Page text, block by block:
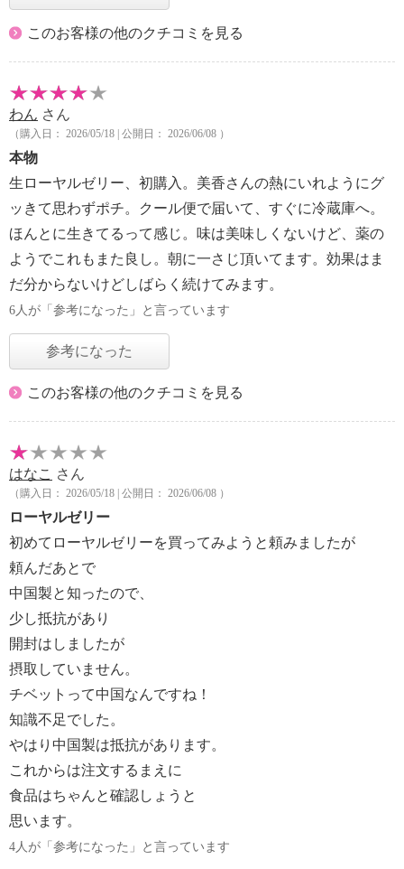
このお客様の他のクチコミを見る
わん さん
（購入日： 2026/05/18 | 公開日： 2026/06/08 ）
本物
生ローヤルゼリー、初購入。美香さんの熱にいれようにグ
ッきて思わずポチ。クール便で届いて、すぐに冷蔵庫へ。
ほんとに生きてるって感じ。味は美味しくないけど、薬の
ようでこれもまた良し。朝に一さじ頂いてます。効果はま
だ分からないけどしばらく続けてみます。
6人が「参考になった」と言っています
参考になった
このお客様の他のクチコミを見る
はなこ さん
（購入日： 2026/05/18 | 公開日： 2026/06/08 ）
ローヤルゼリー
初めてローヤルゼリーを買ってみようと頼みましたが
頼んだあとで
中国製と知ったので、
少し抵抗があり
開封はしましたが
摂取していません。
チベットって中国なんですね！
知識不足でした。
やはり中国製は抵抗があります。
これからは注文するまえに
食品はちゃんと確認しょうと
思います。
4人が「参考になった」と言っています